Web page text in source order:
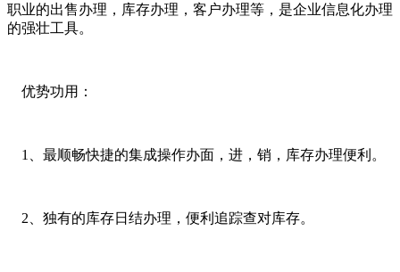
职业的出售办理，库存办理，客户办理等，是企业信息化办理
的强壮工具。
优势功用：
1、最顺畅快捷的集成操作办面，进，销，库存办理便利。
2、独有的库存日结办理，便利追踪查对库存。